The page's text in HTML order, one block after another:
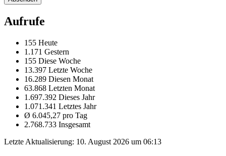
Aufrufe
155 Heute
1.171 Gestern
155 Diese Woche
13.397 Letzte Woche
16.289 Diesen Monat
63.868 Letzten Monat
1.697.392 Dieses Jahr
1.071.341 Letztes Jahr
Ø 6.045,27 pro Tag
2.768.733 Insgesamt
Letzte Aktualisierung: 10. August 2026 um 06:13